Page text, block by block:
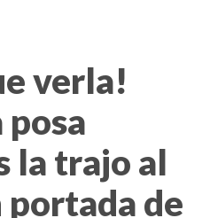
verla!
posa
la trajo al
portada de